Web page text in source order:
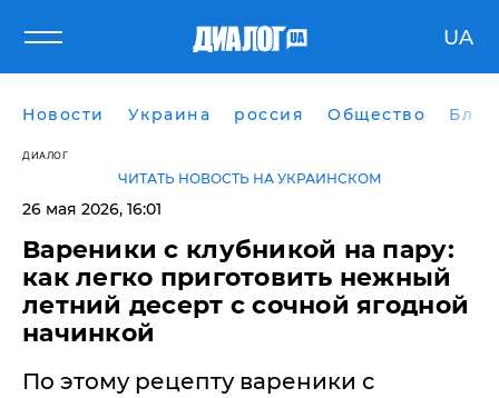
UA
Новости Украина россия Общество
ДИАЛОГ
ЧИТАТЬ НОВОСТЬ НА УКРАИНСКОМ
26 мая 2026, 16:01
Вареники с клубникой на пару:
как легко приготовить нежный
летний десерт с сочной ягодной
начинкой
По этому рецепту вареники с